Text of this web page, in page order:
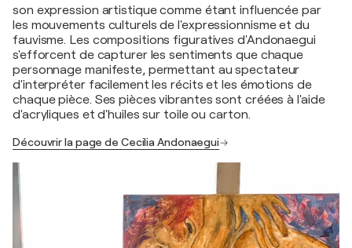
son expression artistique comme étant influencée par
les mouvements culturels de l'expressionnisme et du
fauvisme. Les compositions figuratives d'Andonaegui
s'efforcent de capturer les sentiments que chaque
personnage manifeste, permettant au spectateur
d'interpréter facilement les récits et les émotions de
chaque pièce. Ses pièces vibrantes sont créées à l'aide
d'acryliques et d'huiles sur toile ou carton.
Découvrir la page de Cecilia Andonaegui